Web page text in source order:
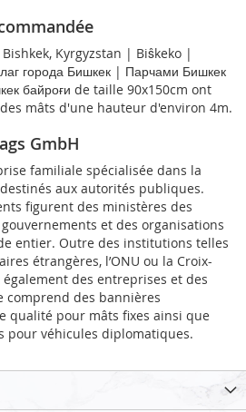
Kyrgyzstan | Biŝkeko |
города Бишкек | Парчами Бишкек
байроғи de taille 90x150cm ont
mâts d'une hauteur d'environ 4m.
GmbH
familiale spécialisée dans la
aux autorités publiques.
figurent des ministères des
et des organisations
entier. Outre des institutions telles
étrangères, l’ONU ou la Croix-
des entreprises et des
comprend des bannières
qualité pour mâts fixes ainsi que
pour véhicules diplomatiques.